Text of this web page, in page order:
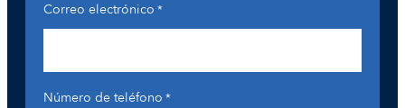
Correo electrónico *
Número de teléfono *